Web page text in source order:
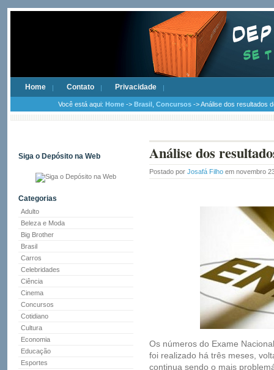
Home Contato Privacidade
Você está aqui: Home -> Brasil Concursos -> Análise dos resultados
Siga o Depósito na Web
Categorias
Adulto
Beleza e Moda
Big Brother
Brasil
Carros
Celebridades
Ciência
Cinema
Concursos
Cotidiano
Cultura
Economia
Educação
Esportes
Análise dos
Postado por Josafá Filho em novembro
Os números do Exame
foi realizado há três meses,
continua sendo o mais